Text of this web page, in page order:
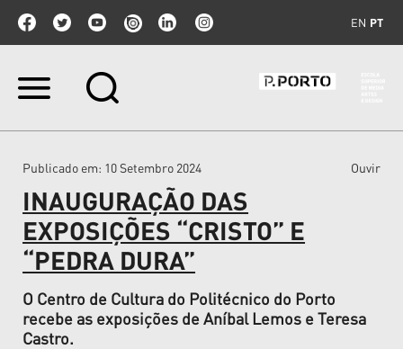
EN PT
Ir
Ir
navegação
Publicado em: 10 Setembro 2024 Ouvir
INAUGURAÇÃO DAS
EXPOSIÇÕES “CRISTO” E
“PEDRA DURA”
O Centro de Cultura do Politécnico do Porto
recebe as exposições de Aníbal Lemos e Teresa
Castro.